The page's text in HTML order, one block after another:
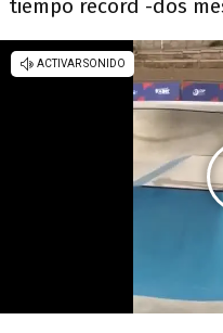
tiempo récord -dos